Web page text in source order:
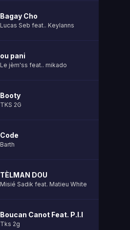
Bagay Cho
Lucas Seb feat.. Keylanns
ou pani
Le jèm'ss feat.. mikado
Booty
TKS 2G
Code
Barth
TÈLMAN DOU
Misié Sadik feat. Matieu White
Boucan Canot Feat. P.l.l
Tks 2g